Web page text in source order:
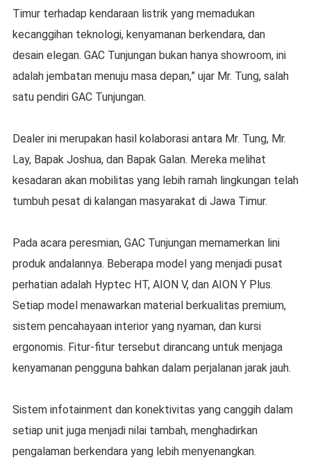
Timur terhadap kendaraan listrik yang memadukan
kecanggihan teknologi, kenyamanan berkendara, dan
desain elegan. GAC Tunjungan bukan hanya showroom, ini
adalah jembatan menuju masa depan,” ujar Mr. Tung, salah
satu pendiri GAC Tunjungan.
Dealer ini merupakan hasil kolaborasi antara Mr. Tung, Mr.
Lay, Bapak Joshua, dan Bapak Galan. Mereka melihat
kesadaran akan mobilitas yang lebih ramah lingkungan telah
tumbuh pesat di kalangan masyarakat di Jawa Timur.
Pada acara peresmian, GAC Tunjungan memamerkan lini
produk andalannya. Beberapa model yang menjadi pusat
perhatian adalah Hyptec HT, AION V, dan AION Y Plus.
Setiap model menawarkan material berkualitas premium,
sistem pencahayaan interior yang nyaman, dan kursi
ergonomis. Fitur-fitur tersebut dirancang untuk menjaga
kenyamanan pengguna bahkan dalam perjalanan jarak jauh.
Sistem infotainment dan konektivitas yang canggih dalam
setiap unit juga menjadi nilai tambah, menghadirkan
pengalaman berkendara yang lebih menyenangkan.